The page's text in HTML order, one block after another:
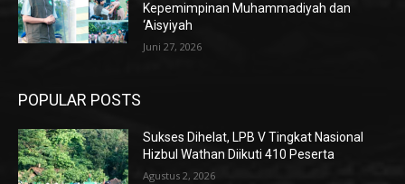
Kepemimpinan Muhammadiyah dan
‘Aisyiyah
Juni 27, 2026
POPULAR POSTS
Sukses Dihelat, LPB V Tingkat Nasional
Hizbul Wathan Diikuti 410 Peserta
Agustus 2, 2026